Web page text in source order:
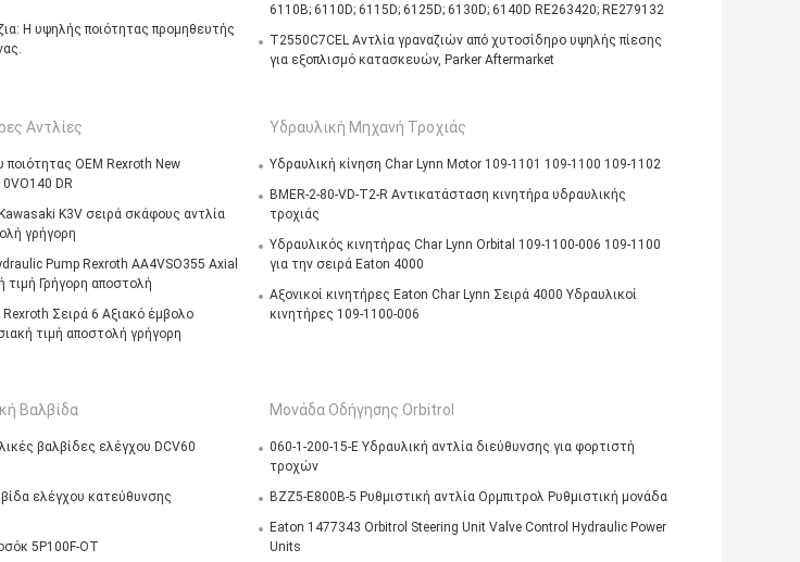
Η υψηλής ποιότητας προμηθευτής
6110B; 6110D; 6115D; 6125D; 6130D; 6140D RE263420; RE279132
T2550C7CEL Αντλία γραναζιών από χυτοσίδηρο υψηλής πίεσης
για εξοπλισμό κατασκευών, Parker Aftermarket
Αντλίες
OEM Rexroth New
DR
K3V σειρά σκάφους αντλία
γρήγορη
Pump Rexroth AA4VSO355 Axial
τιμή Γρήγορη αποστολή
Rexroth Σειρά 6 Αξιακό έμβολο
τιμή αποστολή γρήγορη
Υδραυλική Μηχανή Τροχιάς
Υδραυλική κίνηση Char Lynn Motor 109-1101 109-1100 109-1102
BMER-2-80-VD-T2-R Αντικατάσταση κινητήρα υδραυλικής
τροχιάς
Υδραυλικός κινητήρας Char Lynn Orbital 109-1100-006 109-1100
για την σειρά Eaton 4000
Αξονικοί κινητήρες Eaton Char Lynn Σειρά 4000 Υδραυλικοί
κινητήρες 109-1100-006
Βαλβίδα
βαλβίδες ελέγχου DCV60
ελέγχου κατεύθυνσης
5P100F-OT
Μονάδα Οδήγησης Orbitrol
060-1-200-15-E Υδραυλική αντλία διεύθυνσης για φορτιστή
τροχών
BZZ5-E800B-5 Ρυθμιστική αντλία Ορμπιτρολ Ρυθμιστική μονάδα
Eaton 1477343 Orbitrol Steering Unit Valve Control Hydraulic Power
Units